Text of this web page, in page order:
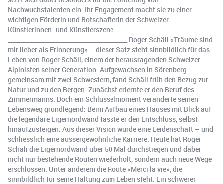
Nachwuchstalenten ein. Ihr Engagement macht sie zu einer
wichtigen Förderin und Botschafterin der Schweizer
Künstlerinnen- und Künstlerszene.
________________________________________ Roger Schäli «Träume sind
mir lieber als Erinnerung» – dieser Satz steht sinnbildlich für das
Leben von Roger Schäli, einem der herausragenden Schweizer
Alpinisten seiner Generation. Aufgewachsen in Sörenberg
gemeinsam mit zwei Schwestern, fand Schäli früh den Bezug zur
Natur und zu den Bergen. Zunächst erlernte er den Beruf des
Zimmermanns. Doch ein Schlüsselmoment veränderte seinen
Lebensweg grundlegend: Beim Aufbau eines Hauses mit Blick auf
die legendäre Eigernordwand fasste er den Entschluss, selbst
hinaufzusteigen. Aus dieser Vision wurde eine Leidenschaft – und
schliesslich eine aussergewöhnliche Karriere. Heute hat Roger
Schäli die Eigernordwand über 50 Mal durchstiegen und dabei
nicht nur bestehende Routen wiederholt, sondern auch neue Wege
erschlossen. Unter anderem die Route «Merci la vie», die
sinnbildlich für seine Haltung zum Leben steht. Ein schwerer